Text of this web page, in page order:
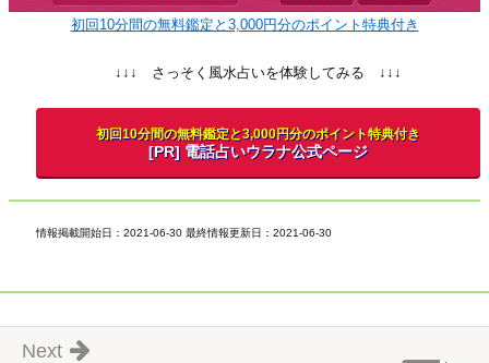
初回10分間の無料鑑定と3,000円分のポイント特典付き
↓↓↓ さっそく風水占いを体験してみる ↓↓↓
初回10分間の無料鑑定と3,000円分のポイント特典付き
[PR] 電話占いウラナ公式ページ
情報掲載開始日：2021-06-30 最終情報更新日：2021-06-30
Next